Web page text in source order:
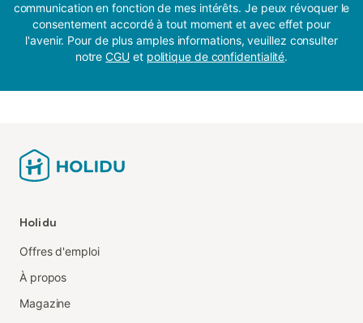
communication en fonction de mes intérêts. Je peux révoquer le
consentement accordé à tout moment et avec effet pour
l'avenir. Pour de plus amples informations, veuillez consulter
notreCGU et politique de confidentialité.
Holidu
Offres d'emploi
À propos
Magazine